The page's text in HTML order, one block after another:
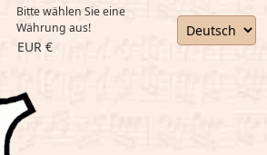
Bitte wählen Sie eine
Währung aus!
EUR €